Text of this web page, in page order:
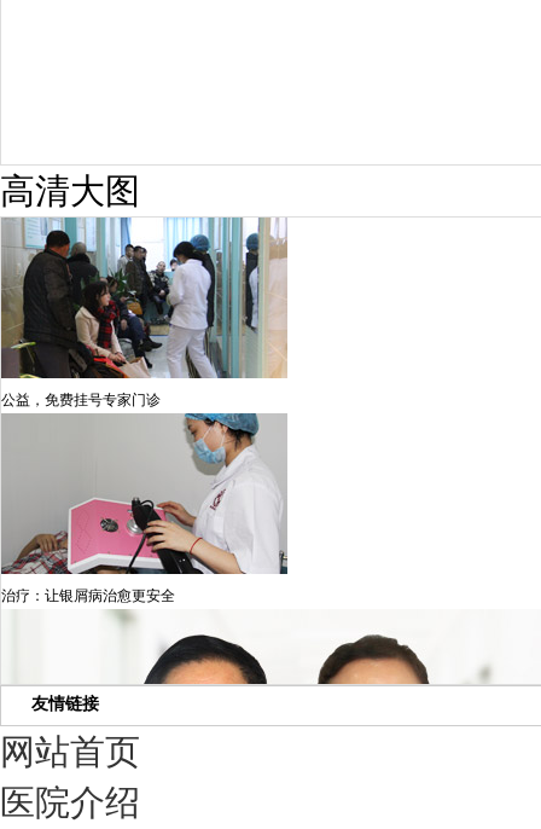
高清大图
公益，免费挂号专家门诊
治疗：让银屑病治愈更安全
友情链接
网站首页
医院介绍